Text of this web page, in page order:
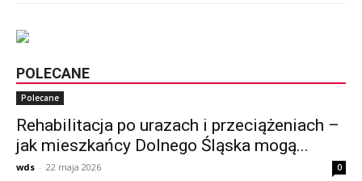
POLECANE
Polecane
Rehabilitacja po urazach i przeciążeniach –
jak mieszkańcy Dolnego Śląska mogą...
wds - 22 maja 2026 0